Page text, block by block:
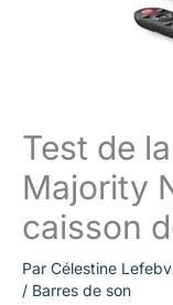
Test de
Majority
caisson
Par Célestine
/ Barres de son